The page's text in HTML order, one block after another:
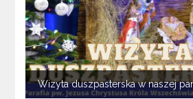
Wizyta duszpasterska w naszej